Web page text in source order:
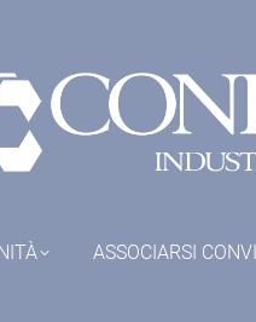
ASSOCIARSI